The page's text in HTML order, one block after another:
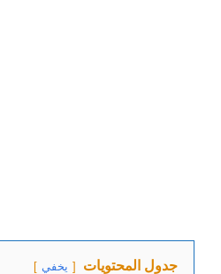
جدول المحتويات يخفي